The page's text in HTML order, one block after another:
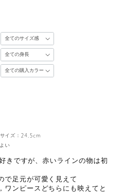
イズ：24.5cm
い
きですが、赤いラインの物は初
で足元が可愛く見えて
ワンピースどちらにも映えてと